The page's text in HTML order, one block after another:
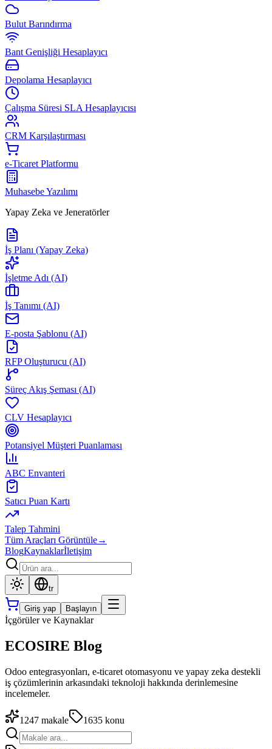
Bulut Barındırma
Bant Genişliği Hesaplayıcı
Depolama Hesaplayıcı
Çalışma Süresi SLA Hesaplayıcısı
CRM Karşılaştırması
e-Ticaret Platformu
Muhasebe Yazılımı
Yapay Zeka ve Jeneratörler
İş Planı (Yapay Zeka)
İşletme Adı (AI)
İş Tanımı (AI)
E-posta Şablonu (AI)
RFP Oluşturucu (AI)
Süreç Akış Şeması (AI)
CLV Hesaplayıcı
Potansiyel Müşteri Puanlaması
ABC Envanteri
Satıcı Puan Kartı
Talep Tahmini
Tüm Araçları Görüntüle→
BlogKaynaklarİletişim
tr
Giriş yap Başlayın
İçgörüler ve Kaynaklar
ECOSIRE Blog
Odoo entegrasyonları, e-ticaret otomasyonu ve yapay zeka destekli
iş çözümlerinin arkasındaki teknoloji hakkında derinlemesine
incelemeler.
1247 makale 1635 konu